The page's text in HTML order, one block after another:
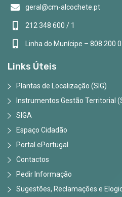
geral@cm-alcochete.pt
212 348 600 / 1
Linha do Munícipe – 808 200
Links Úteis
Plantas de Localização (SIG)
Instrumentos Gestão Territorial
SIGA
Espaço Cidadão
Portal ePortugal
Contactos
Pedir Informação
Sugestões, Reclamações e